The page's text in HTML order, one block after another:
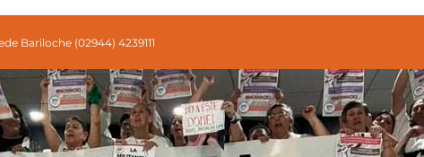
Bariloche (02944) 4239111